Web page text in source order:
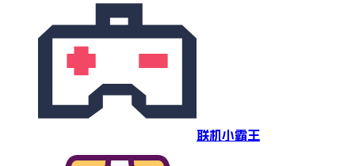
联机小霸王